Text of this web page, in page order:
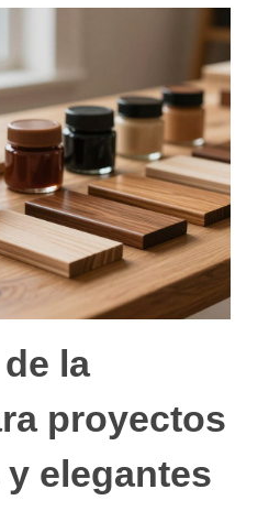
la
proyectos
elegantes